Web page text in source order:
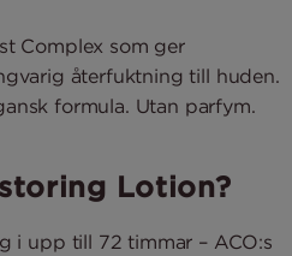
Complex som ger
återfuktning till huden.
Lotion?
i upp till 72 timmar – ACO:s